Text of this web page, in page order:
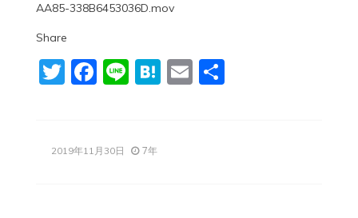
AA85-338B6453036D.mov
Share
Twitter
Facebook
LineHatena
Email
共
2019年11月30日 7年